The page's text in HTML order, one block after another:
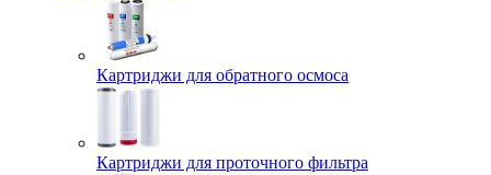
Картриджи для обратного осмоса
Картриджи для проточного фильтра